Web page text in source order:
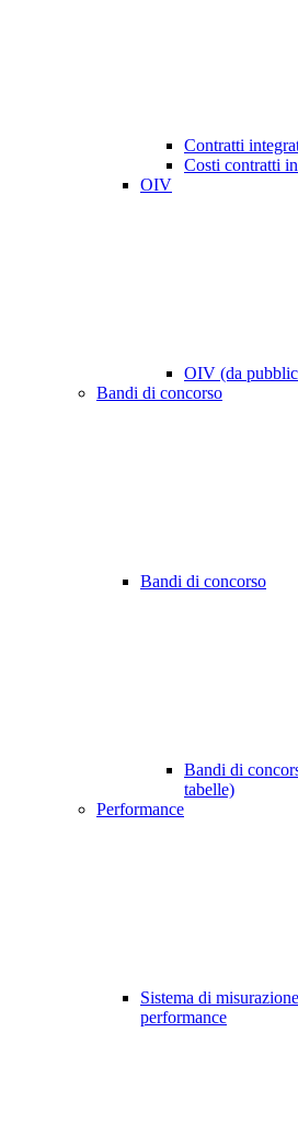
Contratti
Costi contratti
OIV
OIV (da
Bandi di concorso
Bandi di concorso
Bandi di
tabelle)
Performance
Sistema di
performance